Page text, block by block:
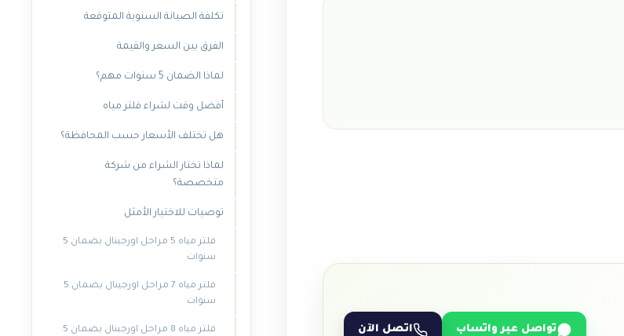
تواصل عبر واتساب اتصل الآن
تكلفة الصيانة السنوية المتوقعة
الفرق بين السعر والقيمة
لماذا الضمان 5 سنوات مهم؟
أفضل وقت لشراء فلتر مياه
هل تختلف الأسعار حسب المحافظة؟
لماذا تختار الشراء من شركة
متخصصة؟
توصيات للاختيار الأمثل
فلتر مياه 5 مراحل اورجينال بضمان 5
سنوات
فلتر مياه 7 مراحل اورجينال بضمان 5
سنوات
فلتر مياه 8 مراحل اورجينال بضمان 5